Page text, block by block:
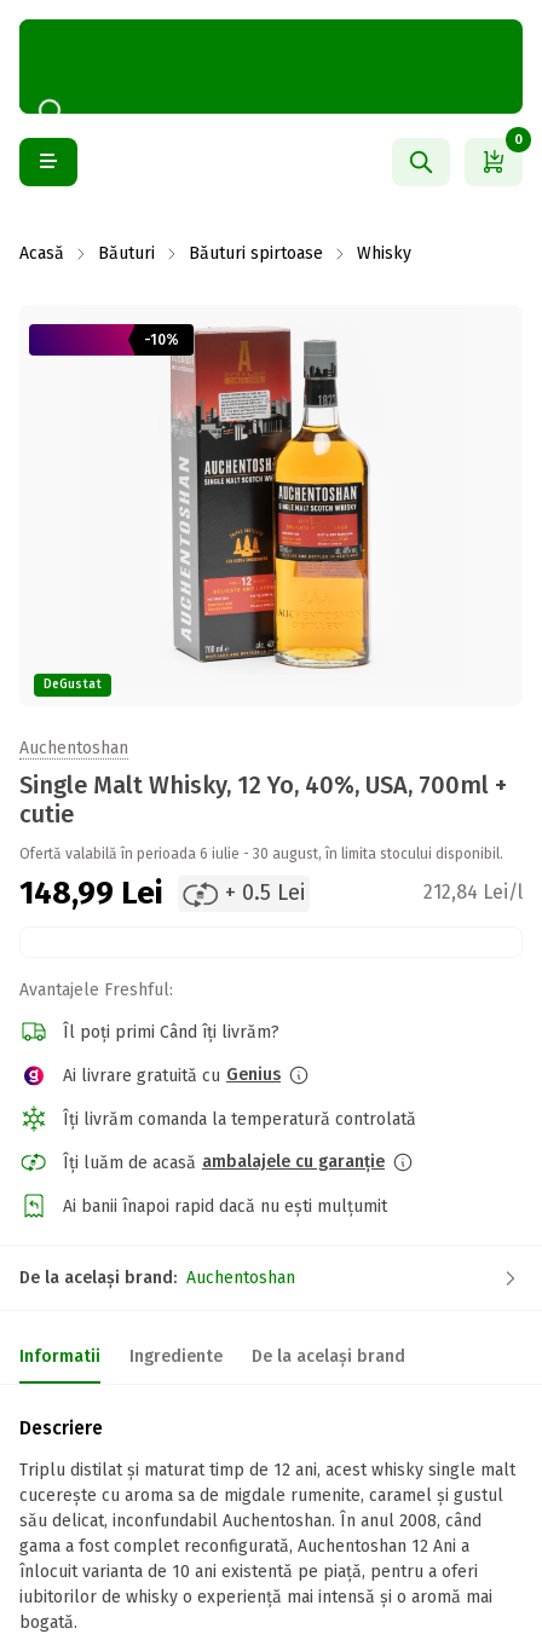
0
Acasă Băuturi Băuturi spirtoase Whisky
-10%
DeGustat
Auchentoshan
Single Malt Whisky, 12 Yo, 40%, USA, 700ml +
cutie
Ofertă valabilă în perioada 6 iulie - 30 august, în limita stocului disponibil.
148,99 Lei + 0.5 Lei 212,84 Lei/l
Avantajele Freshful:
Îl poți primi Când îți livrăm?
Ai livrare gratuită cu Genius
Îți livrăm comanda la temperatură controlată
Îți luăm de acasă ambalajele cu garanție
Ai banii înapoi rapid dacă nu ești mulțumit
De la același brand: Auchentoshan
Informatii Ingrediente De la același brand
Descriere
Triplu distilat şi maturat timp de 12 ani, acest whisky single malt
cucereşte cu aroma sa de migdale rumenite, caramel şi gustul
său delicat, inconfundabil Auchentoshan. În anul 2008, când
gama a fost complet reconfigurată, Auchentoshan 12 Ani a
înlocuit varianta de 10 ani existentă pe piaţă, pentru a oferi
iubitorilor de whisky o experienţă mai intensă şi o aromă mai
bogată.